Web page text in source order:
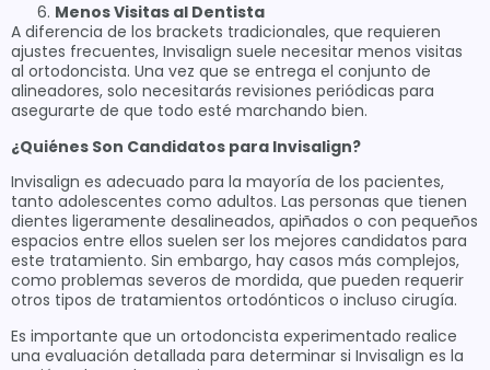
Menos Visitas al Dentista
A diferencia de los brackets tradicionales, que requieren
ajustes frecuentes, Invisalign suele necesitar menos visitas
al ortodoncista. Una vez que se entrega el conjunto de
alineadores, solo necesitarás revisiones periódicas para
asegurarte de que todo esté marchando bien.
¿Quiénes Son Candidatos para Invisalign?
Invisalign es adecuado para la mayoría de los pacientes,
tanto adolescentes como adultos. Las personas que tienen
dientes ligeramente desalineados, apiñados o con pequeños
espacios entre ellos suelen ser los mejores candidatos para
este tratamiento. Sin embargo, hay casos más complejos,
como problemas severos de mordida, que pueden requerir
otros tipos de tratamientos ortodónticos o incluso cirugía.
Es importante que un ortodoncista experimentado realice
una evaluación detallada para determinar si Invisalign es la